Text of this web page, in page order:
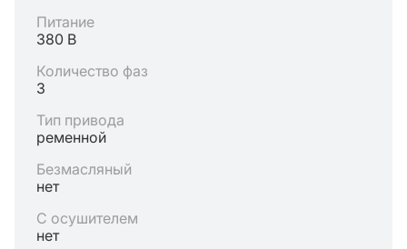
Питание
380 В
Количество фаз
3
Тип привода
ременной
Безмасляный
нет
С осушителем
нет